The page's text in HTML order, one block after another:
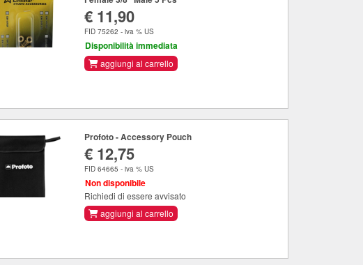
€ 11,90
FID 75262 - iva % US
Disponibilità immediata
aggiungi al carrello
Profoto - Accessory Pouch
€ 12,75
FID 64665 - iva % US
Non disponibile
Richiedi di essere avvisato
aggiungi al carrello